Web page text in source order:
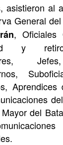
asistieron al
General
, Oficiales
y
del